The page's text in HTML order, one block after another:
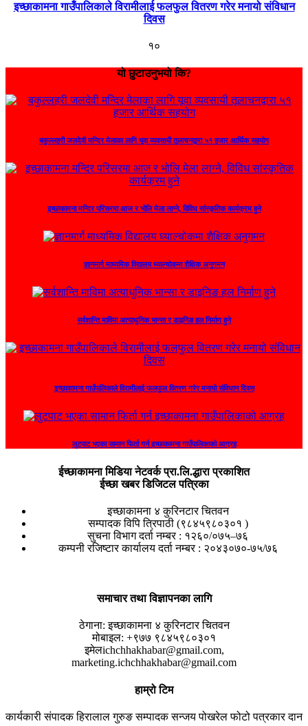
इच्छाकामना गाउँपालिकाले विरामीलाई फलफुल वितरण गरेर मनायो संविधान
दिवस
१०
यो छुटाउनुभयो कि?
बकुल्लहरी जलदेवी मन्दिर मेलाका लागि यूवा व्यवसायी तूलाचनद्वारा ५१ हजार आर्थिक सहयोग
इच्छाकामना मन्दिर परिसरमा आज र भोलि मेला लाग्ने, विविध सांस्कृतिक कार्यक्रम हुने
ज्ञानमार्ग माध्यमिक विद्यालय घ्याल्चोकमा शैक्षिक अनुगमन
सर्वशान्ति माविमा अत्याधुनिक भान्सा र डाइनिङ हल निर्माण हुने
इच्छाकामना गाउँपालिकाले विरामीलाई फलफुल वितरण गरेर मनायो संविधान दिवस
लुटपाट भएका सामान फिर्ता गर्न इच्छाकामना गाउँपालिकाको आग्रह
ईच्छाकामना मिडिया नेटवर्क प्रा.लि.द्धारा प्रकाशित
ईच्छा खबर डिजिटल पत्रिका
इच्छाकामना ४ कुरिनटार चितवन
सम्पादक विपि त्रिपाठी (९८४५९८०३०१ )
सुचना विभाग दर्ता नम्बर : १२६०/०७५–७६
कम्पनी रजिष्टार कार्यालय दर्ता नम्बर : २०४३०७०-७५/७६
समाचार तथा विज्ञापनका लागि
ठेगाना: इच्छाकामना ४ कुरिनटार चितवन
मोबाइल: +९७७ ९८४५९८०३०१
इमेलichchhakhabar@gmail.com,
marketing.ichchhakhabar@gmail.com
हाम्रो टिम
कार्यकारी संपादकहिरालाल गुरुङसम्पादकसन्जय पोखरेलफोटो पत्रकारदान